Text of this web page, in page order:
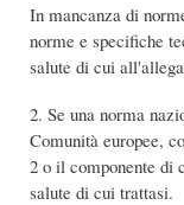
In mancanza di
norme e specifiche
salute di cui
2. Se una norma
Comunità europee,
2 o il componente di
salute di cui trattasi.